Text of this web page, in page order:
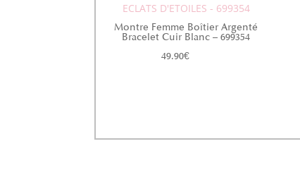
ECLATS D'ETOILES - 699354
Montre Femme Boîtier Argenté
Bracelet Cuir Blanc – 699354
49.90€